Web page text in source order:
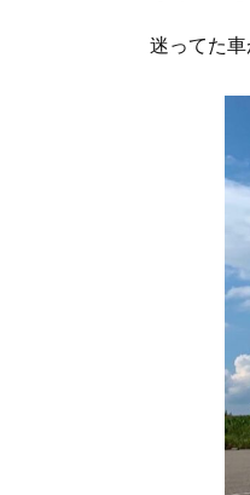
迷ってた